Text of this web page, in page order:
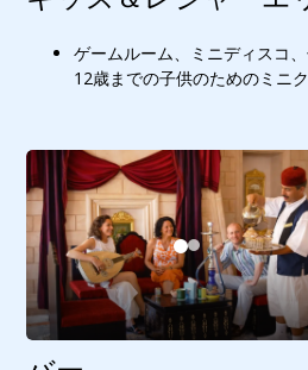
ゲームルーム、ミニディスコ
12歳までの子供のためのミニク